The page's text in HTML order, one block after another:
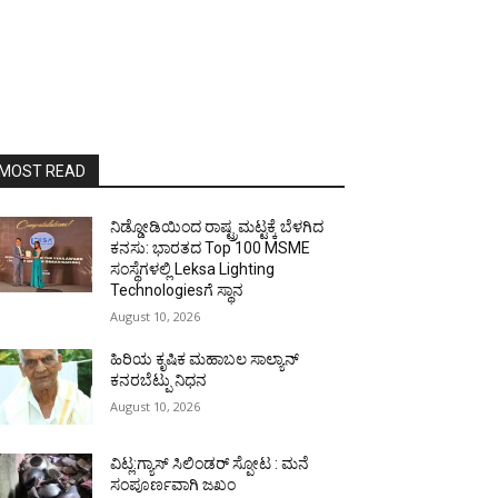
READ
ನಿಡ್ಡೋಡಿಯಿಂದ ರಾಷ್ಟ್ರಮಟ್ಟಕ್ಕೆ ಬೆಳಗಿದ
ಕನಸು: ಭಾರತದ Top 100 MSME
ಸಂಸ್ಥೆಗಳಲ್ಲಿ Leksa Lighting
Technologiesಗೆ ಸ್ಥಾನ
August 10, 2026
ಹಿರಿಯ ಕೃಷಿಕ ಮಹಾಬಲ ಸಾಲ್ಯಾನ್
ಕನರಬೆಟ್ಪು ನಿಧನ
August 10, 2026
ವಿಟ್ಲ:ಗ್ಯಾಸ್ ಸಿಲಿಂಡರ್ ಸ್ಪೋಟ : ಮನೆ
ಸಂಪೂರ್ಣವಾಗಿ ಜಖಂ